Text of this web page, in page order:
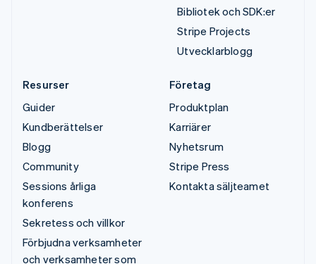
Bibliotek och SDK:er
Stripe Projects
Utvecklarblogg
Resurser
Guider
Kundberättelser
Blogg
Community
Sessions årliga
konferens
Sekretess och villkor
Förbjudna verksamheter
och verksamheter som
Företag
Produktplan
Karriärer
Nyhetsrum
Stripe Press
Kontakta säljteamet